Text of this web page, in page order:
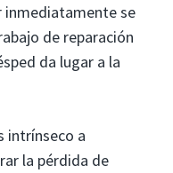
inmediatamente se
de reparación
da lugar a la
intrínseco a
la pérdida de